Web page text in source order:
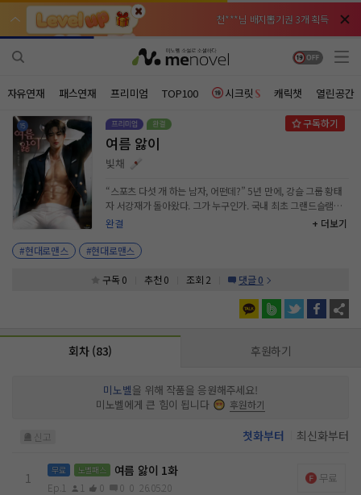
천***님 배지뽑기권 3개 획득
천***님 배지뽑기권 3개 획득
메**님 체험권 3일 획득
메**님 체험권 3일 획득
주**님 일반뽑기권 2개 획득
주**님 일반뽑기권 2개 획득
갈***님 후원10코인 획득
갈***님 후원10코인 획득
자유연재 패스연재 프리미엄 TOP100 시크릿 캐릭챗 열린공간
여름 앓이
빛채
완결
“스포츠 다섯 개 하는 남자, 어떤데?” 5년 만에, 강슬 그룹 황태
자 서강재가 돌아왔다. 그가 누구인가. 국내 최초 그랜드슬램을
달성한 근대 5종 국가대표 선수이자 잘난 피지컬과 외모로 스포
고난 승부사. “우리 사이, 안 된다는 거 알잖아? 이미 끝난 게임
이야.” “차선유, 잘 들어. 나한테 끝난 게임은 없어. 한 번 더 도전
하면 그만이야.” 그런 그가 미국 호텔 사업을 성공리에 마치고
럼 한 대만 맞자.” 첫 출근 날 보란듯이 폭력 갑질 이슈를 만들고
셀프 근신을 자처한 강재. “네! 맞습니다. 저, 서한태 회장님 차남
의 추억이 물씬 묻어 있는, 보건교사가 된 차선유가 있는 그곳으
로. “이웃사촌끼리 잘 지내 보자고, 차 선생.” 두 사람의 지독했
+ 더보기
#현대로맨스
#현대로맨스
구독 0 추천 0 조회 2 댓글 0
회차 (83) 후원하기
미노벨을 위해 작품을 응원해주세요!
미노벨에게 큰 힘이 됩니다
후원하기
신고 첫화부터 최신화부터
1
무료 노벨패스 여름 앓이 1화
Ep.1 1 0 0 0 26.05.20
무료